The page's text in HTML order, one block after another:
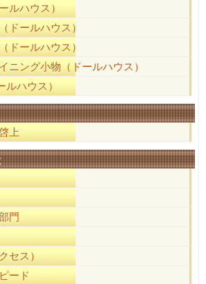
ルハウス）
ドールハウス）
ドールハウス）
ニング小物（ドールハウス）
ハウス）
上
門
セス）
ード